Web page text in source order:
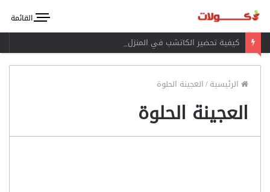
القائمة
كيفية تحضير الكاتشب في المنزل
الرئيسية/العجينة الحلوة
العجينة الحلوة